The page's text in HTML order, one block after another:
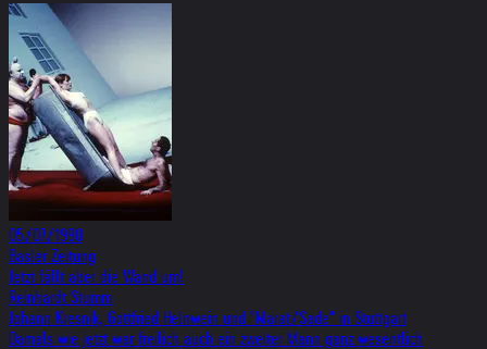
05/07/1990
Basler Zeitung
Jetzt fällt aber die Wand um!
Reinhardt Stumm
Johann Kresnik, Gottfried Helnwein und "Marat/Sade" in Stuttgart
Damals wie jetzt war freilich auch ein zweiter Mann ganz wesentlich